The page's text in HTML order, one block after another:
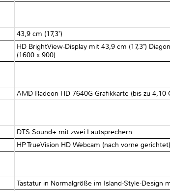
43,9 cm (17,3")
HD BrightView-Display mit 43,9 cm (17,3")
(1600 x 900)
AMD Radeon HD 7640G-Grafikkarte (bis zu 4,10
DTS Sound+ mit zwei Lautsprechern
HP TrueVision HD Webcam (nach vorne
Tastatur in Normalgröße im Island-Style-Design